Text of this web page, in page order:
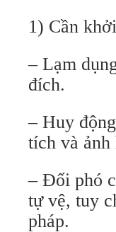
1) Cần
– Lạm
đích.
– Huy
tích và
– Đối phó
tự vệ, tuy
pháp.